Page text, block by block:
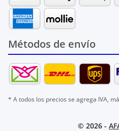
Métodos de envío
* A todos los precios se agrega IVA,
© 2026 -